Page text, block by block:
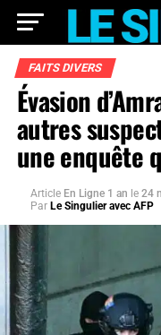
FAITS DIVERS
Évasion
autres
une enquête
Article En Ligne 1 an le 24
Par Le Singulier avec AFP